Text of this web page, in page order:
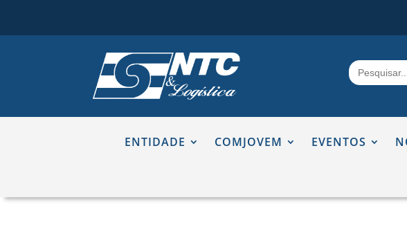
Search
for:
ENTIDADE COMJOVEM EVENTOS